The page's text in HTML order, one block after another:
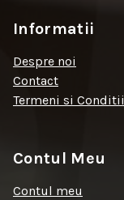
Informatii
Despre noi
Contact
Termeni si Conditii
Contul Meu
Contul meu